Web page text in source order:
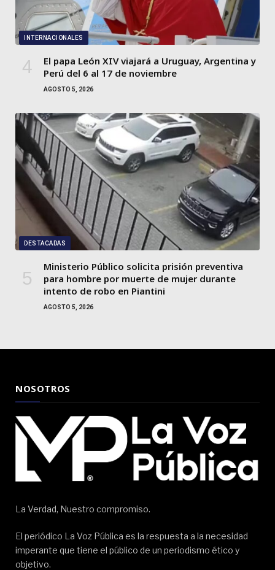
INTERNACIONALES
El papa León XIV viajará a Uruguay, Argentina y
Perú del 6 al 17 de noviembre
AGOSTO 5, 2026
DESTACADAS
Ministerio Público solicita prisión preventiva
para hombre por muerte de mujer durante
intento de robo en Piantini
AGOSTO 5, 2026
NOSOTROS
La Verdad, Nuestro compromiso.
El periódico La Voz Pública es la respuesta a la necesidad
imperante que tiene el público de un periodismo ético y
objetivo.